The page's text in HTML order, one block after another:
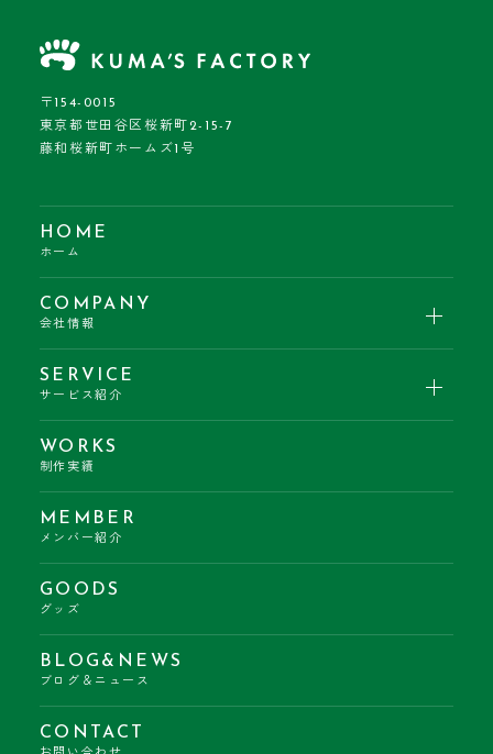
〒154-0015
東京都世田谷区桜新町2-15-7
藤和桜新町ホームズ1号
HOME
ホーム
COMPANY
会社情報
SERVICE
サービス紹介
WORKS
制作実績
MEMBER
メンバー紹介
GOODS
グッズ
BLOG&NEWS
ブログ＆ニュース
CONTACT